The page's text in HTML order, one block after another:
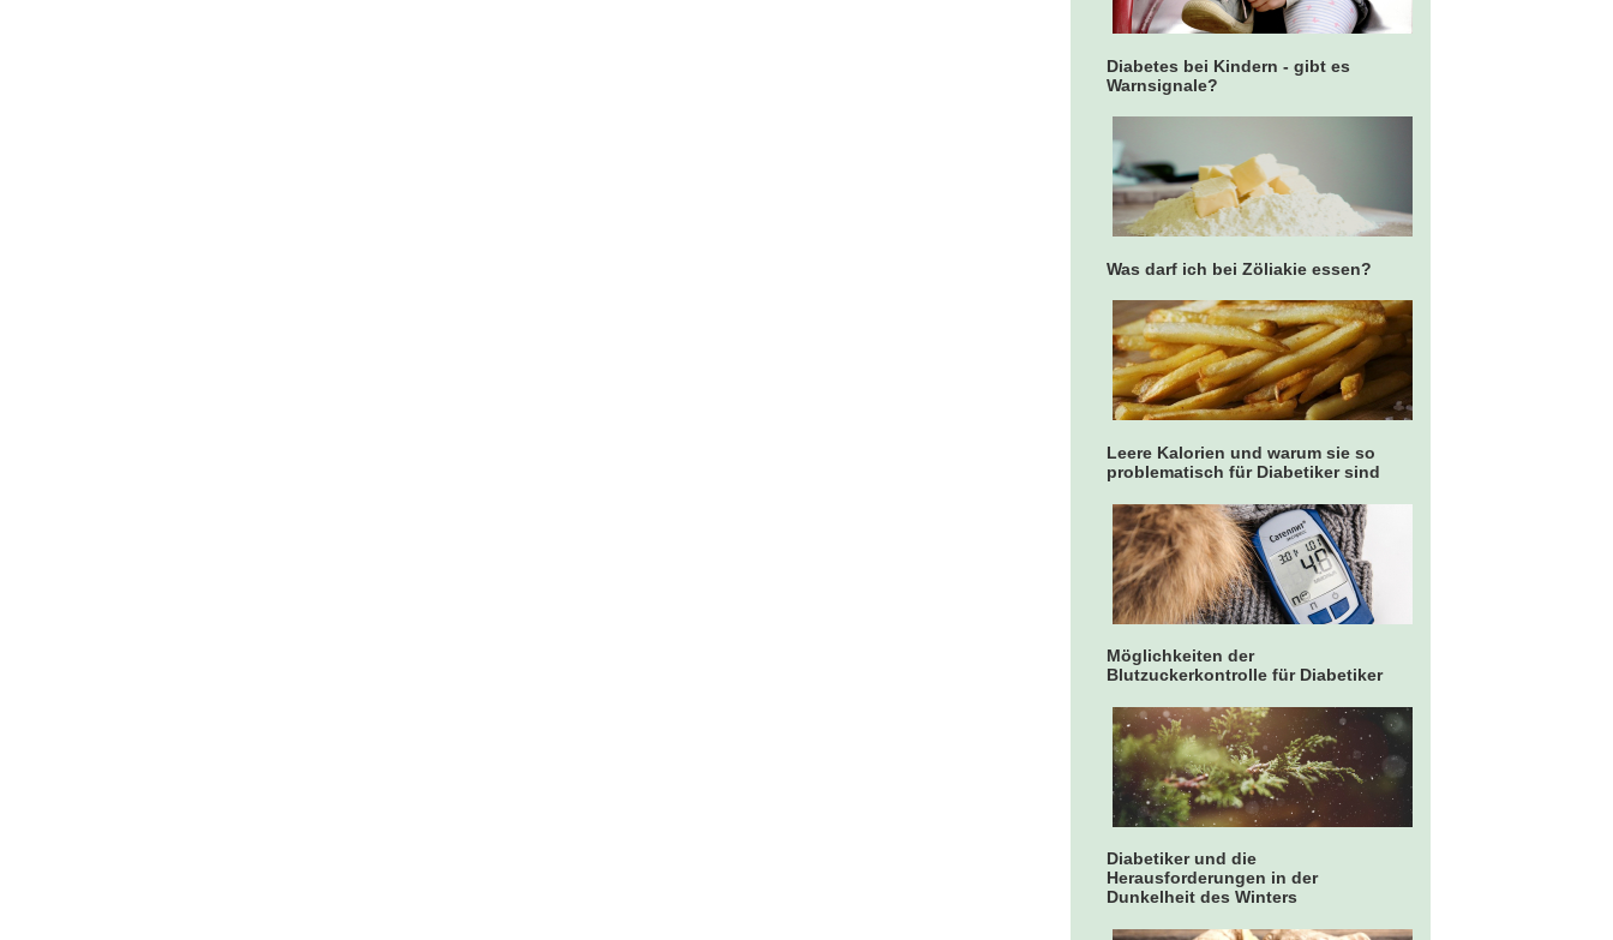
Diabetes bei Kindern - gibt es
Warnsignale?
Was darf ich bei Zöliakie essen?
Leere Kalorien und warum sie so
problematisch für Diabetiker sind
Möglichkeiten der
Blutzuckerkontrolle für Diabetiker
Diabetiker und die
Herausforderungen in der
Dunkelheit des Winters